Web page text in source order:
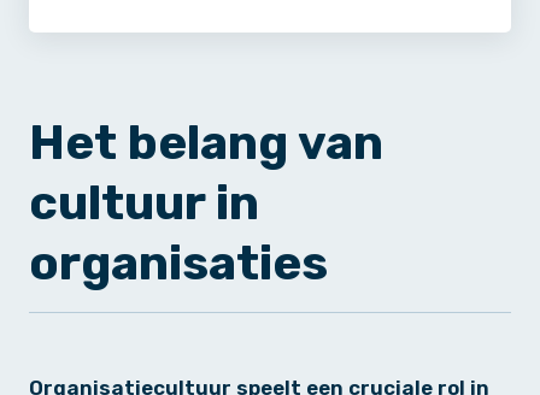
Het belang van
cultuur in
organisaties
Organisatiecultuur speelt een cruciale rol in